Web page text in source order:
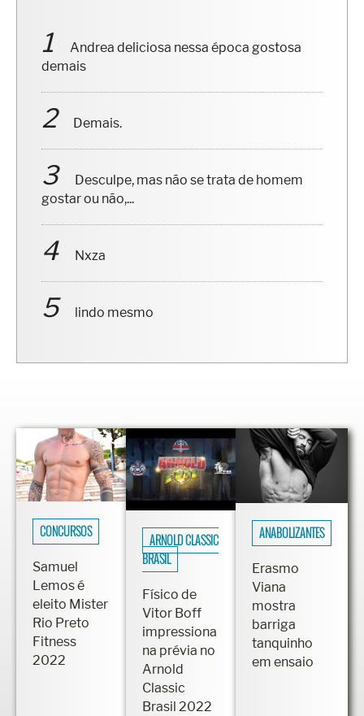
Andrea deliciosa nessa época gostosa
demais
Demais.
Desculpe, mas não se trata de homem
gostar ou não,...
Nxza
lindo mesmo
CONCURSOS
Samuel
Lemos é
eleito Mister
Rio Preto
Fitness
2022
ARNOLD CLASSIC
BRASIL
Físico de
Vitor Boff
impressiona
na prévia no
Arnold
Classic
Brasil 2022
ANABOLIZANTES
Erasmo
Viana
mostra
barriga
tanquinho
em ensaio